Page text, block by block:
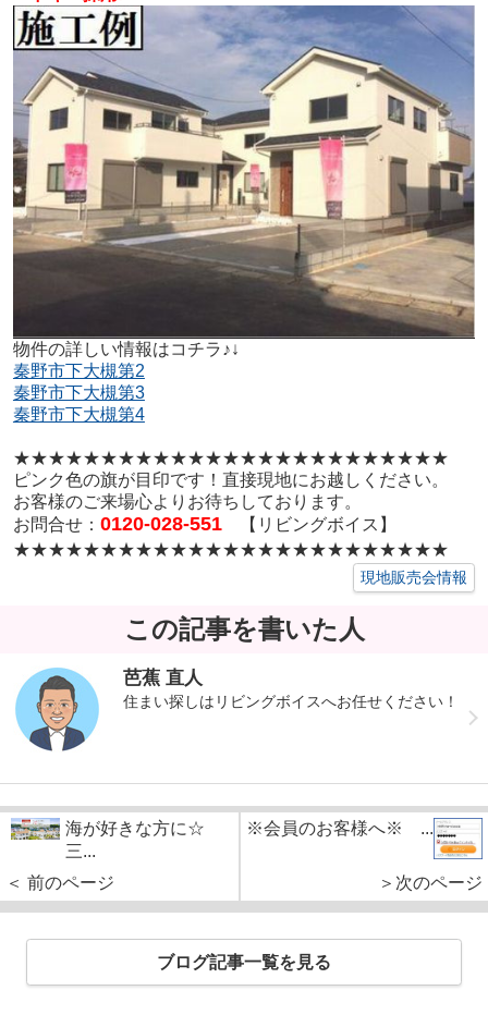
物件の詳しい情報はコチラ♪↓
秦野市下大槻第2
秦野市下大槻第3
秦野市下大槻第4
★★★★★★★★★★★★★★★★★★★★★★★★★
ピンク色の旗が目印です！直接現地にお越しください。
お客様のご来場心よりお待ちしております。
お問合せ： 0120-028-551【リビングボイス】
★★★★★★★★★★★★★★★★★★★★★★★★★
現地販売会情報
この記事を書いた人
芭蕉 直人
住まい探しはリビングボイスへお任せください！
海が好きな方に☆
三...
＜ 前のページ
※会員のお客様へ※ ...
＞次のページ
ブログ記事一覧を見る